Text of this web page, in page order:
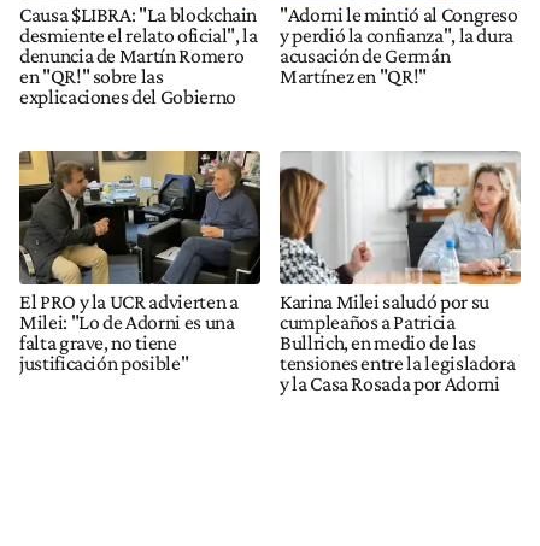
Causa $LIBRA: "La blockchain
desmiente el relato oficial", la
denuncia de Martín Romero
en "QR!" sobre las
explicaciones del Gobierno
"Adorni le mintió al Congreso
y perdió la confianza", la dura
acusación de Germán
Martínez en "QR!"
El PRO y la UCR advierten a
Milei: "Lo de Adorni es una
falta grave, no tiene
justificación posible"
Karina Milei saludó por su
cumpleaños a Patricia
Bullrich, en medio de las
tensiones entre la legisladora
y la Casa Rosada por Adorni